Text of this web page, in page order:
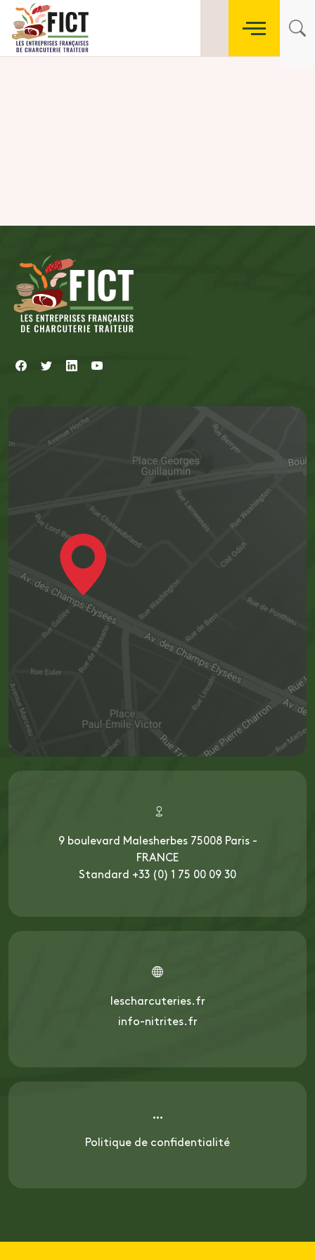
9 boulevard Malesherbes 75008 Paris -
FRANCE
Standard +33 (0) 1 75 00 09 30
lescharcuteries.fr
info-nitrites.fr
Politique de confidentialité